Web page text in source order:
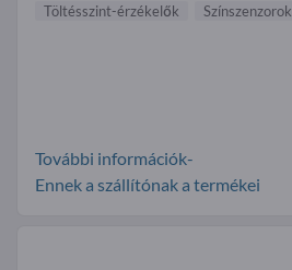
Töltésszint-érzékelők
Színszenzorok
További információk-
Ennek a szállítónak a termékei